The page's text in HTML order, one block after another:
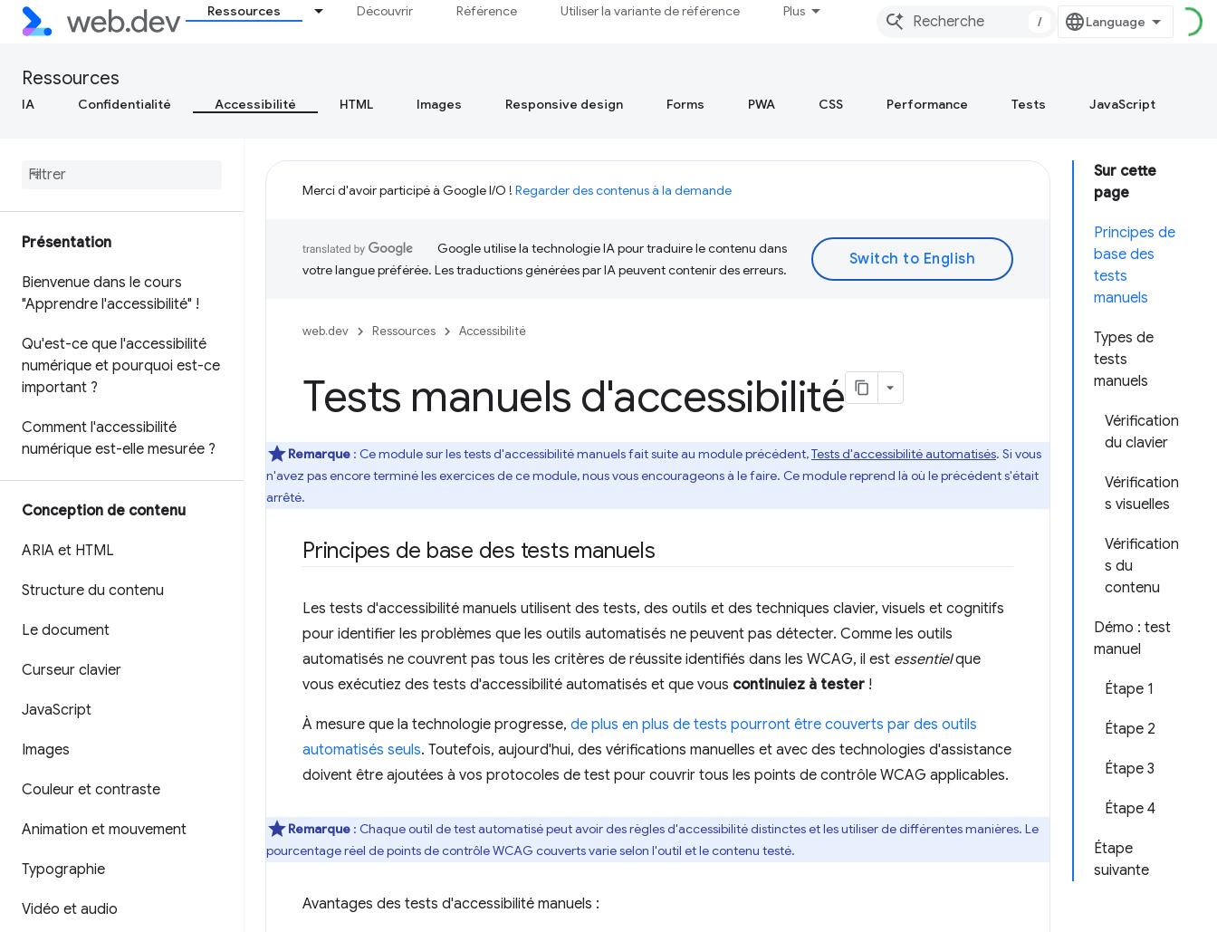
Ressources Découvrir Référence Utiliser la variante de référence Plus
/
Ressources
IA Confidentialité Accessibilité HTML Images Responsive design Forms PWA CSS Performance Tests JavaScript
Présentation
Bienvenue dans le cours
"Apprendre l'accessibilité" !
Qu'est-ce que l'accessibilité
numérique et pourquoi est-ce
important ?
Comment l'accessibilité
numérique est-elle mesurée ?
Conception de contenu
ARIA et HTML
Structure du contenu
Le document
Curseur clavier
JavaScript
Images
Couleur et contraste
Animation et mouvement
Typographie
Vidéo et audio
Sur cette
page
Principes de
base des
tests
manuels
Types de
tests
manuels
Vérification
du clavier
Vérification
s visuelles
Vérification
s du
contenu
Démo : test
manuel
Étape 1
Étape 2
Étape 3
Étape 4
Étape
suivante
Merci d'avoir participé à Google I/O ! Regarder des contenus à la demande
Google utilise la technologie IA pour traduire le contenu dans
votre langue préférée. Les traductions générées par IA peuvent contenir des erreurs.
web.dev Ressources Accessibilité
Tests manuels d'accessibilité
Remarque : Ce module sur les tests d'accessibilité manuels fait suite au module précédent,Tests d'accessibilité automatisés. Si vous
n'avez pas encore terminé les exercices de ce module, nous vous encourageons à le faire. Ce module reprend là où le précédent s'était
arrêté.
Principes de base des tests manuels
Les tests d'accessibilité manuels utilisent des tests, des outils et des techniques clavier, visuels et cognitifs
pour identifier les problèmes que les outils automatisés ne peuvent pas détecter. Comme les outils
automatisés ne couvrent pas tous les critères de réussite identifiés dans les WCAG, il est essentielque
vous exécutiez des tests d'accessibilité automatisés et que vous continuiez à tester !
À mesure que la technologie progresse, de plus en plus de tests pourront être couverts par des outils
automatisés seuls. Toutefois, aujourd'hui, des vérifications manuelles et avec des technologies d'assistance
doivent être ajoutées à vos protocoles de test pour couvrir tous les points de contrôle WCAG applicables.
Remarque : Chaque outil de test automatisé peut avoir des règles d'accessibilité distinctes et les utiliser de différentes manières. Le
pourcentage réel de points de contrôle WCAG couverts varie selon l'outil et le contenu testé.
Avantages des tests d'accessibilité manuels :